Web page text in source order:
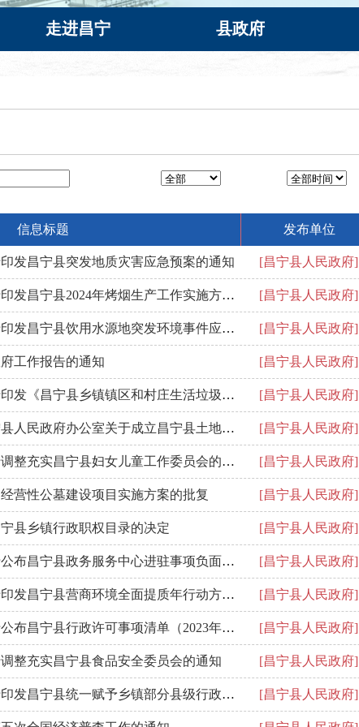
走进昌宁 县政府
信息标题 发布单位
发昌宁县突发地质灾害应急预案的通知 [昌宁县人民政府]
昌宁县人民政府办公室关于印发昌宁县2024年烤烟生产工作实施方案的通知 [昌宁县人民政府]
昌宁县人民政府办公室关于印发昌宁县饮用水源地突发环境事件应急预案的通知 [昌宁县人民政府]
工作报告的通知 [昌宁县人民政府]
昌宁县人民政府办公室关于印发《昌宁县乡镇镇区和村庄生活垃圾治理实施... [昌宁县人民政府]
昌宁县人民政府办公室昌宁县人民政府办公室关于成立昌宁县土地整治工作... [昌宁县人民政府]
昌宁县人民政府办公室关于调整充实昌宁县妇女儿童工作委员会的通知 [昌宁县人民政府]
营性公墓建设项目实施方案的批复 [昌宁县人民政府]
县乡镇行政职权目录的决定 [昌宁县人民政府]
昌宁县人民政府办公室关于公布昌宁县政务服务中心进驻事项负面清单（202... [昌宁县人民政府]
昌宁县人民政府办公室关于印发昌宁县营商环境全面提质年行动方案的通知 [昌宁县人民政府]
昌宁县人民政府办公室关于公布昌宁县行政许可事项清单（2023年版）的通... [昌宁县人民政府]
整充实昌宁县食品安全委员会的通知 [昌宁县人民政府]
昌宁县人民政府办公室关于印发昌宁县统一赋予乡镇部分县级行政职权目录... [昌宁县人民政府]